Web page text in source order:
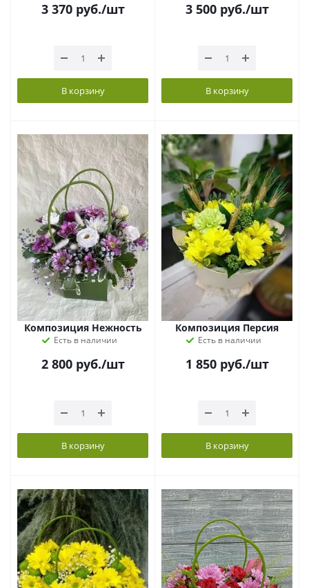
3 370руб./шт
В корзину
3 500руб./шт
В корзину
Композиция Нежность
Есть в наличии
2 800руб./шт
В корзину
Композиция Персия
Есть в наличии
1 850руб./шт
В корзину